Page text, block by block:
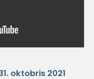
oktobris 2021